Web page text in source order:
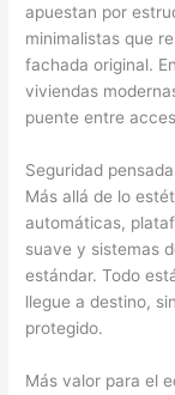
apuestan por
minimalistas que
fachada original.
viviendas
puente entre
Seguridad
Más allá de lo
automáticas,
suave y sistemas
estándar. Todo
llegue a destino,
protegido.
Más valor para el